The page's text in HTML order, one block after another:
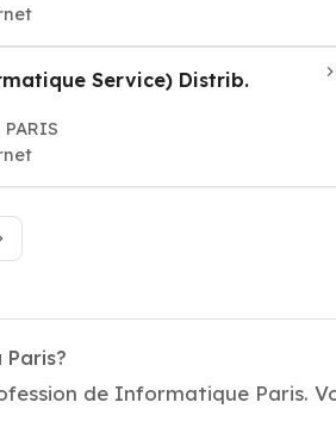
Service) Distrib.
de Informatique Paris.